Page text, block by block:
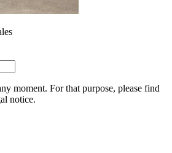
moment. For that purpose, please find
notice.